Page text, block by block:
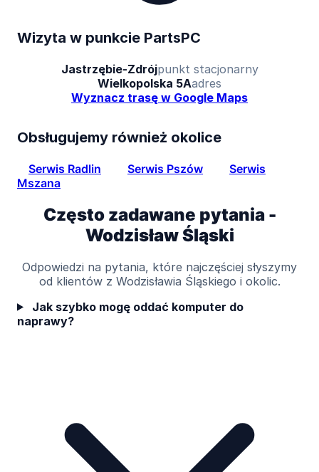
Wizyta w punkcie PartsPC
Jastrzębie-Zdrójpunkt stacjonarny
Wielkopolska 5Aadres
Wyznacz trasę w Google Maps
Obsługujemy również okolice
Serwis Radlin Serwis Pszów
Serwis
Mszana
Często zadawane pytania -
Wodzisław Śląski
Odpowiedzi na pytania, które najczęściej słyszymy
od klientów z Wodzisławia Śląskiego i okolic.
Jak szybko mogę oddać komputer do
naprawy?